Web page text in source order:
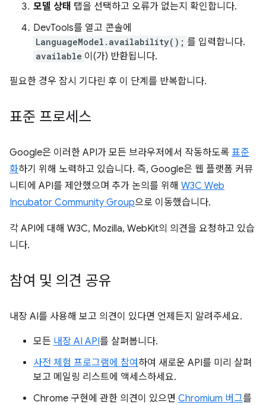
모델 상태 탭을 선택하고 오류가 없는지 확인합니다.
DevTools를 열고 콘솔에
LanguageModel.availability(); 를 입력합니다.
available 이(가) 반환됩니다.
필요한 경우 잠시 기다린 후 이 단계를 반복합니다.
표준 프로세스
Google은 이러한 API가 모든 브라우저에서 작동하도록 표준
화하기 위해 노력하고 있습니다. 즉, Google은 웹 플랫폼 커뮤
니티에 API를 제안했으며 추가 논의를 위해 W3C Web
Incubator Community Group으로 이동했습니다.
각 API에 대해 W3C, Mozilla, WebKit의 의견을 요청하고 있습
니다.
참여 및 의견 공유
내장 AI를 사용해 보고 의견이 있다면 언제든지 알려주세요.
모든 내장 AI API를 살펴봅니다.
사전 체험 프로그램에 참여 하여 새로운 API를 미리 살펴
보고 메일링 리스트에 액세스하세요.
Chrome 구현에 관한 의견이 있으면 Chromium 버그를